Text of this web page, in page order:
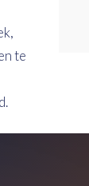
te